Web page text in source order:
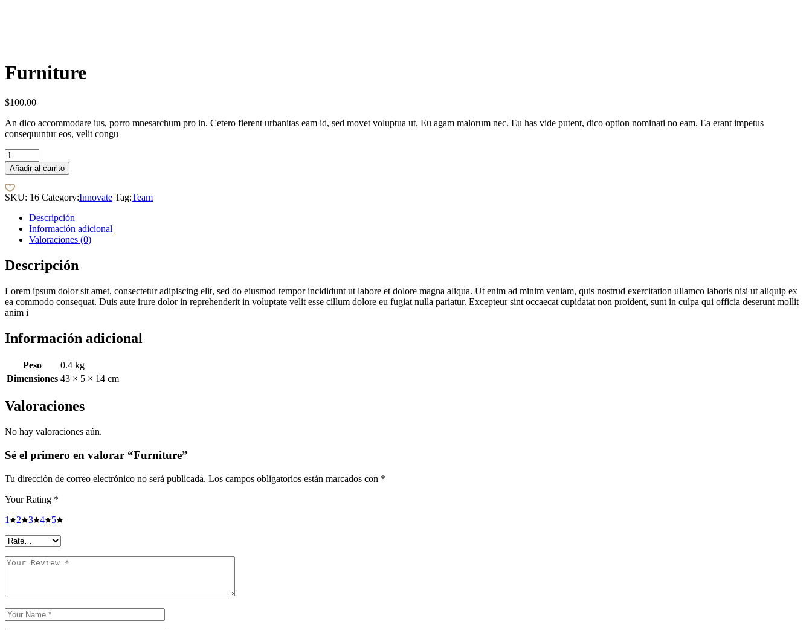
Furniture
$100.00
An dico accommodare ius, porro mnesarchum pro in. Cetero fierent urbanitas eam id, sed movet voluptua ut. Eu agam malorum nec. Eu has vide putent, dico option nominati no eam. Ea erant impetus
consequuntur eos, velit congu
Furniture
quantity
Añadir al carrito
SKU: 16 Category:Innovate Tag:Team
Descripción
Información adicional
Valoraciones (0)
Descripción
Lorem ipsum dolor sit amet, consectetur adipiscing elit, sed do eiusmod tempor incididunt ut labore et dolore magna aliqua. Ut enim ad minim veniam, quis nostrud exercitation ullamco laboris nisi ut aliquip ex
ea commodo consequat. Duis aute irure dolor in reprehenderit in voluptate velit esse cillum dolore eu fugiat nulla pariatur. Excepteur sint occaecat cupidatat non proident, sunt in culpa qui officia deserunt mollit
anim i
Información adicional
Peso
0.4 kg
Dimensiones 43 × 5 × 14 cm
Valoraciones
No hay valoraciones aún.
Sé el primero en valorar “Furniture”
Tu dirección de correo electrónico no será publicada. Los campos obligatorios están marcados con *
Your Rating *
1
2 3 4 5